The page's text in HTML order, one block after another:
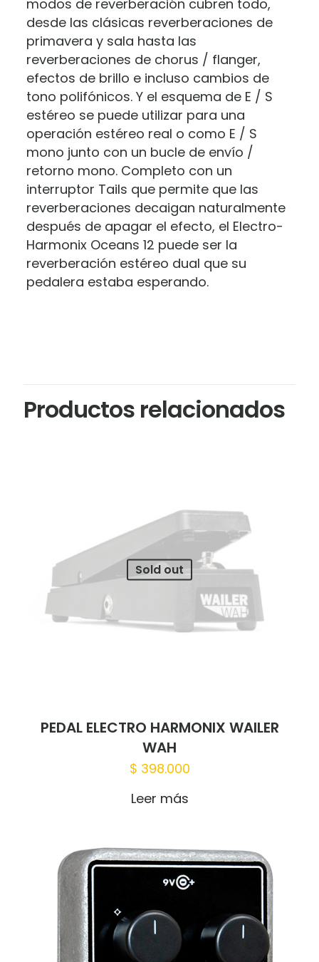
modos de reverberación cubren todo,
desde las clásicas reverberaciones de
primavera y sala hasta las
reverberaciones de chorus / flanger,
efectos de brillo e incluso cambios de
tono polifónicos. Y el esquema de E / S
estéreo se puede utilizar para una
operación estéreo real o como E / S
mono junto con un bucle de envío /
retorno mono. Completo con un
interruptor Tails que permite que las
reverberaciones decaigan naturalmente
después de apagar el efecto, el Electro-
Harmonix Oceans 12 puede ser la
reverberación estéreo dual que su
pedalera estaba esperando.
Productos relacionados
Sold out
PEDAL ELECTRO HARMONIX WAILER
WAH
$ 398.000
Leer más